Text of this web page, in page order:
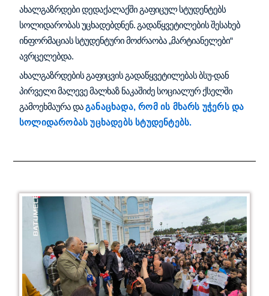
ახალგაზრდები დედაქალაქში გაფიცულ სტუდენტებს
სოლიდარობას უცხადებდნენ. გადაწყვეტილების შესახებ
ინფორმაციას სტუდენტური მოძრაობა „მარტიანელები“
ავრცელებდა.
ახალგაზრდების გაფიცვის გადაწყვეტილებას ბსუ-დან
პირველი მალევე მალხაზ ნაკაშიძე სოციალურ ქსელში
გამოეხმაურა დაგანაცხადა, რომ ის მხარს უჭერს და
სოლიდარობას უცხადებს სტუდენტებს.